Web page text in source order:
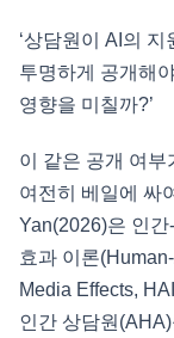
‘상담원이 AI의
투명하게 공개해
영향을 미칠까?’
이 같은 공개 여부
여전히 베일에 싸
Yan(2026)은 인
효과 이론
Media Effects,
인간 상담원